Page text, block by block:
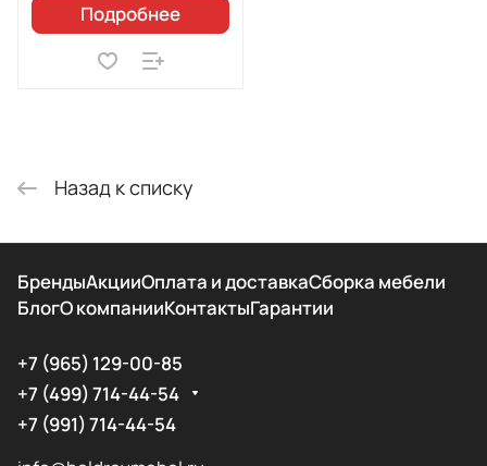
Подробнее
Назад к списку
БрендыАкцииОплата и доставкаСборка мебели
БлогО компанииКонтактыГарантии
+7 (965) 129-00-85
+7 (499) 714-44-54
+7 (991) 714-44-54